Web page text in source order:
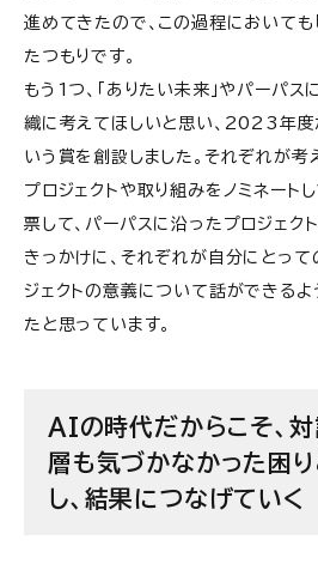
進めてきたので、この過程においても
たつもりです。
もう1つ、「ありたい未来」やパーパス
織に考えてほしいと思い、2023年度
いう賞を創設しました。それぞれが考
プロジェクトや取り組みをノミネート
票して、パーパスに沿ったプロジェク
きっかけに、それぞれが自分にとって
ジェクトの意義について話ができる
たと思っています。
AIの時代だからこそ、
層も気づかなかった困
し、結果につなげていく